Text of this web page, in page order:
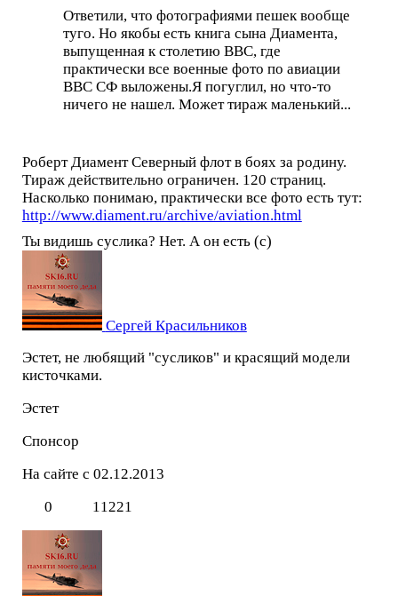
Ответили, что фотографиями пешек вообще
туго. Но якобы есть книга сына Диамента,
выпущенная к столетию ВВС, где
практически все военные фото по авиации
ВВС СФ выложены.Я погуглил, но что-то
ничего не нашел. Может тираж маленький...
Роберт Диамент Северный флот в боях за родину.
Тираж действительно ограничен. 120 страниц.
Насколько понимаю, практически все фото есть тут:
http://www.diament.ru/archive/aviation.html
Ты видишь суслика? Нет. А он есть (с)
Сергей Красильников
Эстет, не любящий "сусликов" и красящий модели
кисточками.
Эстет
Спонсор
На сайте с 02.12.2013
0
11221